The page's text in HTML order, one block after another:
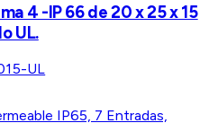
4 -IP 66 de 20 x 25 x 15
UL.
UL